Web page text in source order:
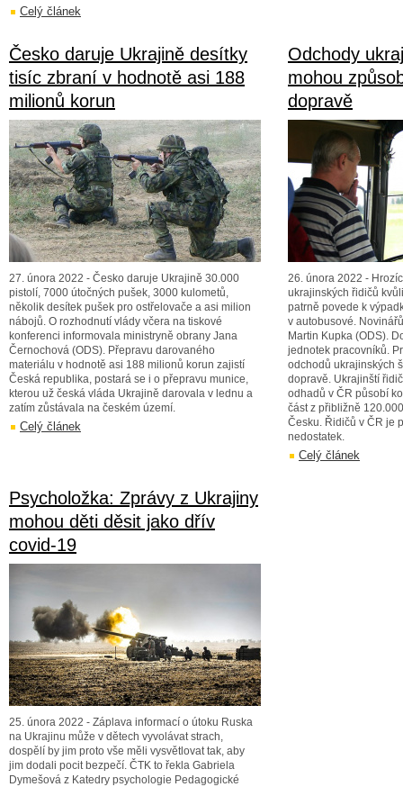
Celý článek
Česko daruje Ukrajině desítky
tisíc zbraní v hodnotě asi 188
milionů korun
27. února 2022 - Česko daruje Ukrajině 30.000
pistolí, 7000 útočných pušek, 3000 kulometů,
několik desítek pušek pro ostřelovače a asi milion
nábojů. O rozhodnutí vlády včera na tiskové
konferenci informovala ministryně obrany Jana
Černochová (ODS). Přepravu darovaného
materiálu v hodnotě asi 188 milionů korun zajistí
Česká republika, postará se i o přepravu munice,
kterou už česká vláda Ukrajině darovala v lednu a
zatím zůstávala na českém území.
Celý článek
Odchody
mohou
dopravě
26. února 2022 -
ukrajinských řidičů
patrně povede k
v autobusové.
Martin Kupka (ODS).
jednotek pracovníků.
odchodů ukrajinských
dopravě. Ukrajinští
odhadů v ČR působí
část z přibližně
Česku. Řidičů v ČR je
nedostatek.
Celý článek
Psycholožka: Zprávy z Ukrajiny
mohou děti děsit jako dřív
covid-19
25. února 2022 - Záplava informací o útoku Ruska
na Ukrajinu může v dětech vyvolávat strach,
dospělí by jim proto vše měli vysvětlovat tak, aby
jim dodali pocit bezpečí. ČTK to řekla Gabriela
Dymešová z Katedry psychologie Pedagogické